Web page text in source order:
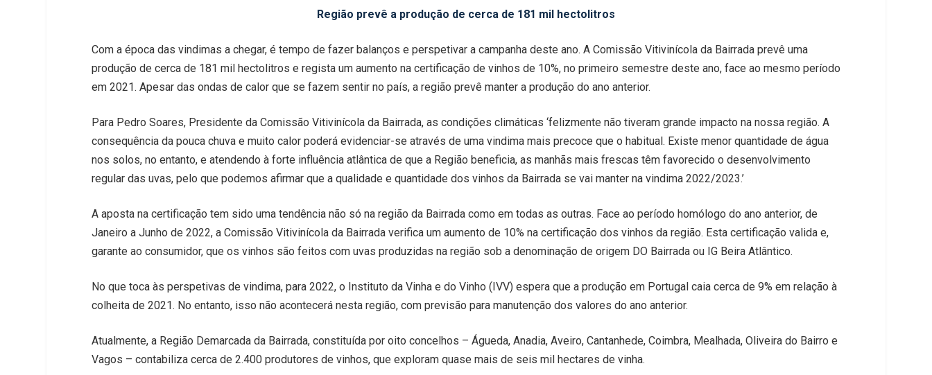
Região prevê a produção de cerca de 181 mil hectolitros
Com a época das vindimas a chegar, é tempo de fazer balanços e perspetivar a campanha deste ano. A Comissão Vitivinícola da Bairrada prevê uma
produção de cerca de 181 mil hectolitros e regista um aumento na certificação de vinhos de 10%, no primeiro semestre deste ano, face ao mesmo período
em 2021. Apesar das ondas de calor que se fazem sentir no país, a região prevê manter a produção do ano anterior.
Para Pedro Soares, Presidente da Comissão Vitivinícola da Bairrada, as condições climáticas ‘felizmente não tiveram grande impacto na nossa região. A
consequência da pouca chuva e muito calor poderá evidenciar-se através de uma vindima mais precoce que o habitual. Existe menor quantidade de água
nos solos, no entanto, e atendendo à forte influência atlântica de que a Região beneficia, as manhãs mais frescas têm favorecido o desenvolvimento
regular das uvas, pelo que podemos afirmar que a qualidade e quantidade dos vinhos da Bairrada se vai manter na vindima 2022/2023.’
A aposta na certificação tem sido uma tendência não só na região da Bairrada como em todas as outras. Face ao período homólogo do ano anterior, de
Janeiro a Junho de 2022, a Comissão Vitivinícola da Bairrada verifica um aumento de 10% na certificação dos vinhos da região. Esta certificação valida e,
garante ao consumidor, que os vinhos são feitos com uvas produzidas na região sob a denominação de origem DO Bairrada ou IG Beira Atlântico.
No que toca às perspetivas de vindima, para 2022, o Instituto da Vinha e do Vinho (IVV) espera que a produção em Portugal caia cerca de 9% em relação à
colheita de 2021. No entanto, isso não acontecerá nesta região, com previsão para manutenção dos valores do ano anterior.
Atualmente, a Região Demarcada da Bairrada, constituída por oito concelhos – Águeda, Anadia, Aveiro, Cantanhede, Coimbra, Mealhada, Oliveira do Bairro e
Vagos – contabiliza cerca de 2.400 produtores de vinhos, que exploram quase mais de seis mil hectares de vinha.